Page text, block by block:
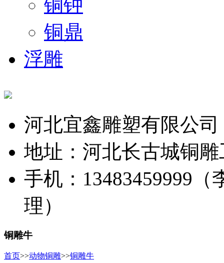
铜钟
铜鼎
浮雕
河北宜鑫雕塑有限公司
地址：河北长古城铜
手机：13483459999（
理）
铜雕牛
首页>>动物铜雕>>铜雕牛